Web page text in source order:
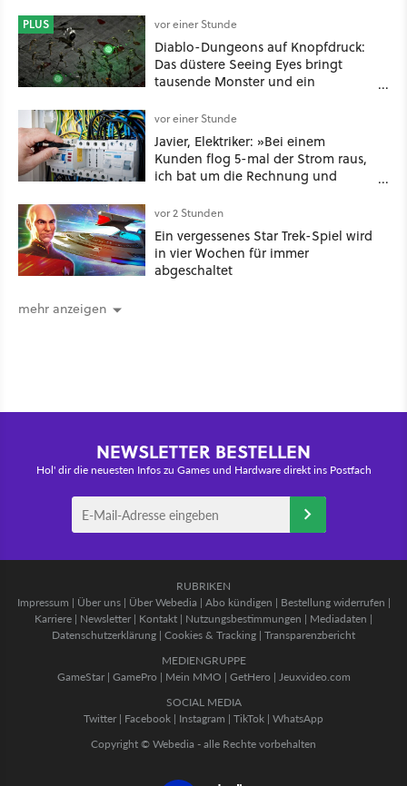
PLUS vor einer Stunde
Diablo-Dungeons auf Knopfdruck:
Das düstere Seeing Eyes bringt
tausende Monster und ein
Spieler feuern
vor einer Stunde
Javier, Elektriker: »Bei einem
Kunden flog 5-mal der Strom raus,
ich bat um die Rechnung und
eine unterschiedliche vertragliche
Leistung hatte«
vor 2 Stunden
Ein vergessenes Star Trek-Spiel wird
in vier Wochen für immer
abgeschaltet
mehr anzeigen
NEWSLETTER BESTELLEN
Hol' dir die neuesten Infos zu Games und Hardware direkt ins Postfach
RUBRIKEN
Impressum | Über uns| Über Webedia | Abo kündigen | Bestellung widerrufen |
Karriere | Newsletter | Kontakt | Nutzungsbestimmungen | Mediadaten |
Datenschutzerklärung | Cookies & Tracking | Transparenzbericht
MEDIENGRUPPE
GameStar| GamePro | Mein MMO | GetHero | Jeuxvideo.com
SOCIAL MEDIA
Twitter | Facebook | Instagram | TikTok | WhatsApp
Copyright © Webedia - alle Rechte vorbehalten